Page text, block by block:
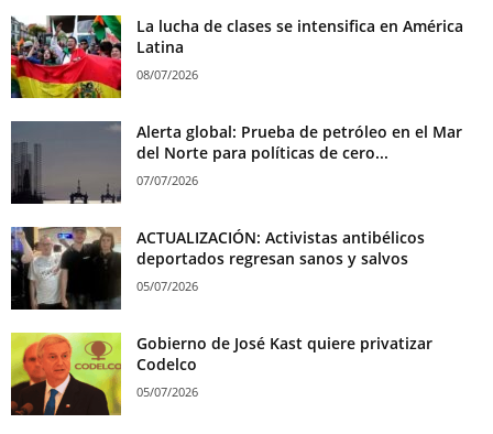
La lucha de clases se intensifica en América
Latina
08/07/2026
Alerta global: Prueba de petróleo en el Mar
del Norte para políticas de cero...
07/07/2026
ACTUALIZACIÓN: Activistas antibélicos
deportados regresan sanos y salvos
05/07/2026
Gobierno de José Kast quiere privatizar
Codelco
05/07/2026